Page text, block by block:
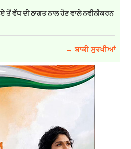
ਤੋਂ ਵੱਧ ਦੀ ਲਾਗਤ ਨਾਲ ਹੋਣ ਵਾਲੇ ਨਵੀਨੀਕਰਨ
→ ਬਾਕੀ ਸੁਰਖੀਆਂ